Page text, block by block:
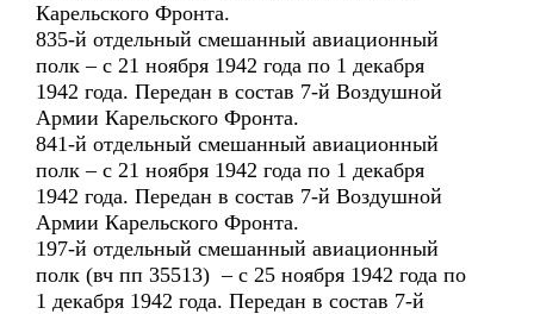
Карельского Фронта.
835-й отдельный смешанный авиационный
полк – с 21 ноября 1942 года по 1 декабря
1942 года. Передан в состав 7-й Воздушной
Армии Карельского Фронта.
841-й отдельный смешанный авиационный
полк – с 21 ноября 1942 года по 1 декабря
1942 года. Передан в состав 7-й Воздушной
Армии Карельского Фронта.
197-й отдельный смешанный авиационный
полк (вч пп 35513) – с 25 ноября 1942 года по
1 декабря 1942 года. Передан в состав 7-й